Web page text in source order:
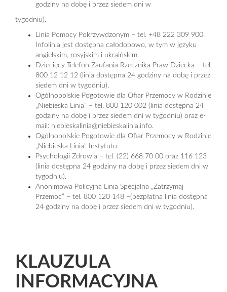
godziny na dobę i przez siedem dni w
tygodniu).
Linia Pomocy Pokrzywdzonym – tel. +48 222 309 900.
Infolinia jest dostępna całodobowo, w tym w języku
angielskim, rosyjskim i ukraińskim.
Dziecięcy Telefon Zaufania Rzecznika Praw Dziecka – tel.
800 12 12 12 (linia dostępna 24 godziny na dobę i przez
siedem dni w tygodniu).
Ogólnopolskie Pogotowie dla Ofiar Przemocy w Rodzinie
„Niebieska Linia” – tel. 800 120 002 (linia dostępna 24
godziny na dobę i przez siedem dni w tygodniu) oraz e-
mail: niebieskalinia@niebieskalinia.info.
Ogólnopolskie Pogotowie dla Ofiar Przemocy w Rodzinie
„Niebieska Linia” Instytutu
Psychologii Zdrowia – tel. (22) 668 70 00 oraz 116 123
(linia dostępna 24 godziny na dobę i przez siedem dni w
tygodniu).
Anonimowa Policyjna Linia Specjalna „Zatrzymaj
Przemoc” – tel. 800 120 148 –(bezpłatna linia dostępna
24 godziny na dobę i przez siedem dni w tygodniu).
KLAUZULA
INFORMACYJNA